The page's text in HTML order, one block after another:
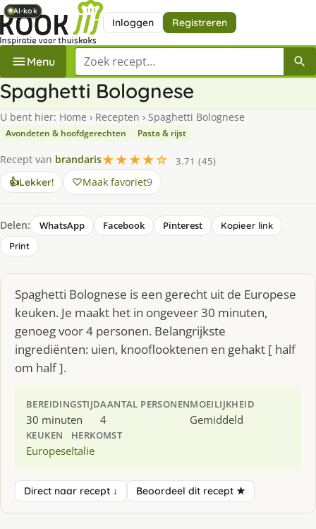
Inloggen Registreren
Menu Zoek een recept
Spaghetti Bolognese
U bent hier: Home › Recepten › Spaghetti Bolognese
Avondeten & hoofdgerechten Pasta & rijst
Recept van brandaris★★★★☆
3.71 (45)
👍Lekker! Maak favoriet9
Delen: WhatsApp Facebook Pinterest
Kopieer link
Print
Spaghetti Bolognese is een gerecht uit de Europese
keuken. Je maakt het in ongeveer 30 minuten,
genoeg voor 4 personen. Belangrijkste
ingrediënten: uien, knooflooktenen en gehakt [ half
om half ].
BEREIDINGSTIJD
30 minuten
AANTAL PERSONEN
4
MOEILIJKHEID
Gemiddeld
KEUKEN
Europese
HERKOMST
Italie
Direct naar recept ↓ Beoordeel dit recept ★
AI-kok
AI-kok
AI-kok
AI-kok
AI-kok
AI-kok